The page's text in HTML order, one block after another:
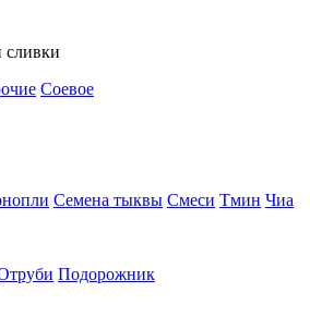
сливки
Соевое
Семена тыквы Смеси Тмин Чиа
Подорожник